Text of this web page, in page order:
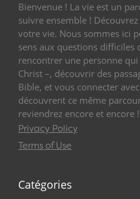
Bienvenue ! La vie est un
suivre ensemble !
votre vie. Nous sommes ici
sens aux questions difficiles
rencontrer une personne
Christ –, découvrir des
Bible, et vous connecter
découvrent ce même
reviendrez encore et encore !
Privacy Policy
Terms of Use
Catégories